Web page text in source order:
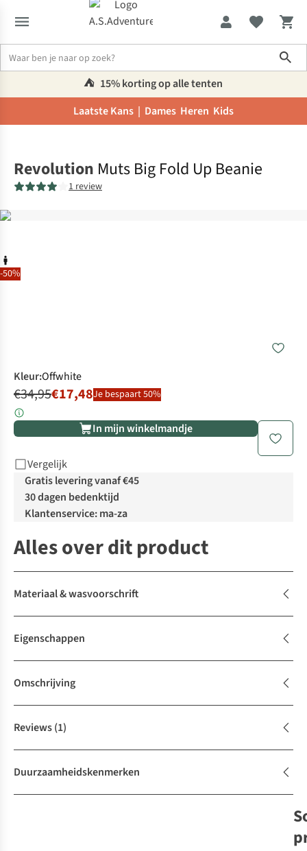
⛺️ 15% korting op alle tenten
Laatste Kans | Dames Heren Kids
-50%
Revolution Muts Big Fold Up Beanie
1 review
Kleur:Offwhite
€34,95€17,48Je bespaart 50%
In mijn winkelmandje
Vergelijk
Gratis levering vanaf €45
30 dagen bedenktijd
Klantenservice: ma-za
Alles over dit product
Materiaal & wasvoorschrift
Eigenschappen
Omschrijving
Reviews(1)
Duurzaamheidskenmerken